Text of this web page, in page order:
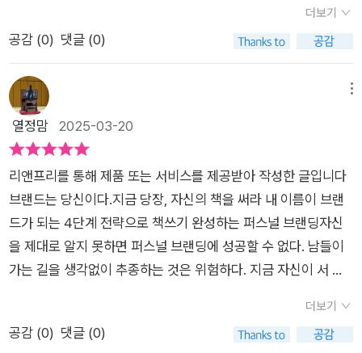
통해 삶을 회고하며 깨우침을 얻는다면 인생전반의 통찰력과 삶
의변화하게 되는데 그 과정에서 자신의 이름은 그 이해의 분야를
워지지 못하고 있었다. 퍼스널 브랜딩에 대한 공부를 통해 책 쓰
기가 참 중요함은 알고 있었다. 한 편의 글을 완성해 본 사람과 완
성해 보지 못한 사람의 차가 크듯, 자신의 이름으로 한 권의 책을
출간해 본 사람과 못 해본 사람의 차이는 더 크다는 것을 확인한
다. 이미 경험한 사람과 경험이 부족한 사람의 차이는 책이 아닌
다른 일들에서의 차에서도 확인할 수 있었기에 더 크게 비교가 되
않고 알기 어려운 일이기에 저자와 독자의 차가 있는 게 아닐지...
그래도 저자의 경험을 바탕으로 전해지는 노하우는 제로베이스
에서 조금은 더 진전될 수 있는 도움이 될 수 있었다. 책을 읽으
며 결국 현재 내가 알아보는 것들이 '퍼스널 브랜딩'의 기반을 만
들어 가는 게 아닌가 싶었다. 마음처럼 풀리지 않는 일상이나 결
국에는 내가 이겨내야 할 문제들이다. 그래도 먼저 깨닫고 자신의
삶을 변화 시킨 저자의 노하우를 책을 통해 조금 더 편하게 경험
위기, 어떤 과제가 나를 기다리고 있는가?”이런 질문은 나를 제
대로 들여다보는 가장 좋은 방법이에요.특히 저자는 '좋은 질문을
수강생들과의 수업 속 경험을 통해 질문이 얼마나 강력한 도구인
지를 직접 느꼈다고 하죠. 퍼스널 브랜딩은 곧 ‘나 자신을 정확히
알고, 그 가치를 말하는 것’이니까요.사진 설명을 입력하세요.책
후반부로 갈수록 ‘자아 성찰’의 중요성이 짙어집니다.퍼스널 브랜
딩이라고 하면 외적인 이미지나 콘텐츠를 먼저 떠올리기 쉬운데,
이 책은 오히려 ‘내 안을 얼마나 깊이 들여다봤느냐’를 더 중요하
게 봅니다.'로빈슨 크루소'를 예로 들어, 외로운 섬에서도 자신의
삶을 정리하고 감사함을 느꼈던 로빈슨의 이야기를 통해 ‘진짜 성
장’은 스스로와 마주하는 것에서 비롯된다는 메시지를 줘요.특히
두려워하는지를 스스로에게 묻는 훈련이 중요하다고 강조해요.
이 과정은 나의 진짜 이야기를 브랜드로 만들 수 있는 가장 강력
심으로 한 자기계발적 방법론에 대해 조언하고 있으며 특히 글쓰
기 및 책쓰기의 과정과 경험담, 조언 등을 강하게 표현하고 있어
딩의 모든 것> 이미 많은 이들이 알만한 키워드인 퍼스널 브랜딩
에 대해 자세히 다루고 있는 점이나 이는 거의 모든 분야와 업종
에서도 함께 사용해 볼 수 있다는 점도 긍정적으로 다가오는 부분
에게 먹히는 전략적 기법이나 마인드가 중요하며 이를 표현해 낼
수 있다는 자체만으로도 더 많은 긍정의 효과와 결과, 모두를 이
룰 수 있다는 점도 소개하고 있어서 기존의 관점이나 의식에서 벗
어나 새롭게 판단해 보는 것도 필요할 것이다. 이 책도 이런 퍼스
널 브랜딩의 모든 것을 표현하고 있는 책으로 마케팅 및 세일즈,
또는 브랜드 및 브랜딩 효과와 방식, 기법 등에 대해 종합적인 관
점에서 조언하고 있으며 이는 해당 분야를 처음 접하는 분들이라
더보기
공감 (0) 댓글 (0)
열정맘 2025-03-20
리앤프리를 통해 제품 또는 서비스를 제공받아 작성한 글입니다
브랜드는 당신이다.지금 당장, 자신의 책을 써라 내 이름이 브랜
드가 되는 4단계 전략으로 책쓰기 완성하는 퍼스널 브랜딩자신
을 제대로 알지 못하면 퍼스널 브랜딩에 성공할 수 없다. 남들이
가는 길을 생각없이 추종하는 것은 위험하다. 지금 자신이 서 있
말하는 사람들은 대부분 자신의 일이 아닌 다른 곳에서 자기 정체
성을 실현하려고 한다. 집과 자동차 등 물질적인 것들로 혹은 외
더보기
공감 (0) 댓글 (0)